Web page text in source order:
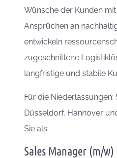
Wünsche der Kunden
Ansprüchen an
entwickeln
zugeschnittene
langfristige und stabile
Für die
Düsseldorf, Hannover
Sie als:
Sales Manager (m/